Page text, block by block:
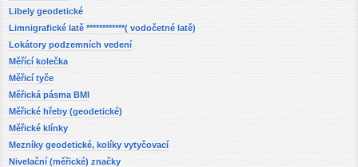
Libely geodetické
Limnigrafické latě ************( vodočetné latě)
Lokátory podzemních vedení
Měřící kolečka
Měřicí tyče
Měřická pásma BMI
Měřické hřeby (geodetické)
Měřické klínky
Mezníky geodetické, kolíky vytyčovací
Nivelační (měřické) značky